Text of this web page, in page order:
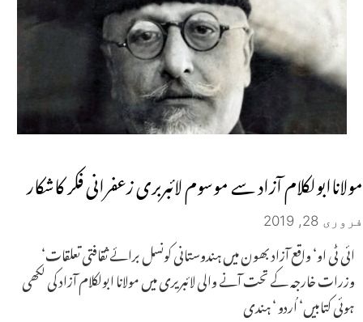
مولاناابولکلام آزاد سے موسوم لائبربری زعفرانی فکر کاشکار
فروری 28, 2019
ائی ٹی او‘ واقع آزاد بھون میں ہندوستانی کونسل برائے ثقافتی تعلقات‘
وزرات خارجہ کے تحت آنے والی لائبریری میں مولانا ابولکلام آزاد کی لکھی
ہوئی کتابیں‘ اُردو ‘ ہندی